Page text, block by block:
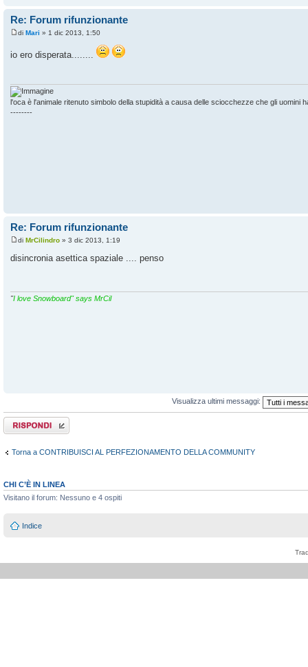
Re: Forum rifunzionante
di Mari » 1 dic 2013, 1:50
io ero disperata........
l'oca è l'animale ritenuto simbolo della stupidità a causa delle sciocchezze che gli uomini
--------
Re: Forum rifunzionante
di MrCilindro » 3 dic 2013, 1:19
disincronia asettica spaziale .... penso
"I love Snowboard" says MrCil
Visualizza ultimi messaggi:
Rispondi al
messaggio
Torna a CONTRIBUISCI AL PERFEZIONAMENTO DELLA COMMUNITY
CHI C’È IN LINEA
Visitano il forum: Nessuno e 4 ospiti
Indice